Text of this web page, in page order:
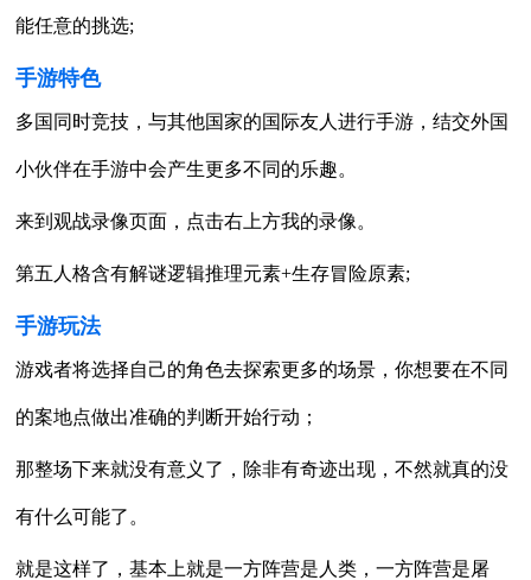
能任意的挑选;
手游特色
多国同时竞技，与其他国家的国际友人进行手游，结交外国
小伙伴在手游中会产生更多不同的乐趣。
来到观战录像页面，点击右上方我的录像。
第五人格含有解谜逻辑推理元素+生存冒险原素;
手游玩法
游戏者将选择自己的角色去探索更多的场景，你想要在不同
的案地点做出准确的判断开始行动；
那整场下来就没有意义了，除非有奇迹出现，不然就真的没
有什么可能了。
就是这样了，基本上就是一方阵营是人类，一方阵营是屠